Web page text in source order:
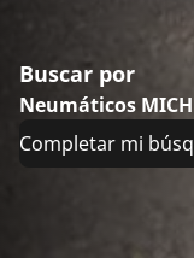
Buscar por
Neumáticos
Completar mi